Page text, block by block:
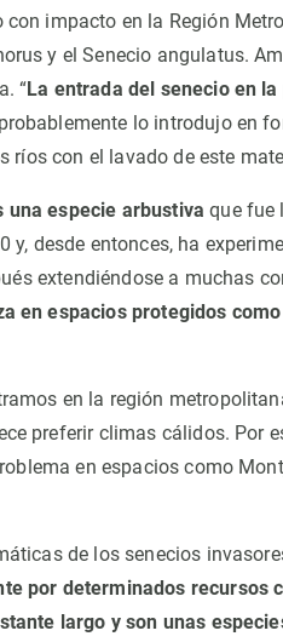
con impacto en la Región
y el Senecio angulatus.
“La entrada del senecio en
lo introdujo en
ríos con el lavado de este
una especie arbustiva que fue
y, desde entonces, ha
extendiéndose a muchas
en espacios protegidos
en la región
preferir climas cálidos. Por
en espacios como
de los senecios
por determinados recursos
largo y son unas